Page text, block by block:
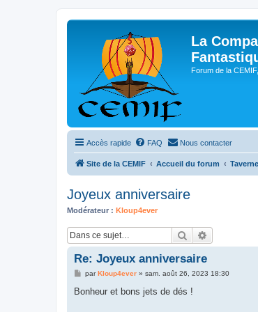
La
Forum de la
Accès rapide FAQ Nous contacter
Site de la CEMIF Accueil du forum Taverne
Joyeux anniversaire
Modérateur : Kloup4ever
Rechercher
Re: Joyeux anniversaire
M
s
parKloup4ever» sam. août 26, 2023 18:30
Bonheur et bons jets de dés !